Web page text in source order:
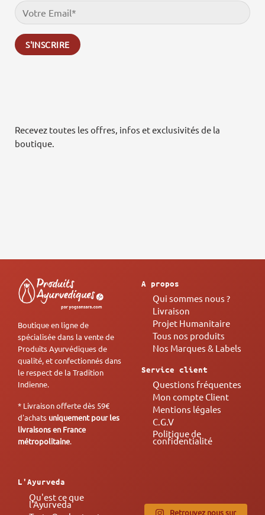
Recevez toutes les offres, infos et exclusivités de la
boutique.
Boutique en ligne de
spécialisée dans la vente de
Produits Ayurvédiques de
qualité, et confectionnés dans
le respect de la Tradition
Indienne.
* Livraison offerte dès 59€
d'achats uniquement pour les
livraisons en France
métropolitaine.
A propos
Qui sommes nous ?
Livraison
Projet Humanitaire
Tous nos produits
Nos Marques & Labels
Service client
Questions fréquentes
Mon compte Client
Mentions légales
C.G.V
Politique de
confidentialité
L'Ayurveda
Qu'est ce que
l'Ayurveda
Retrouvez nous sur